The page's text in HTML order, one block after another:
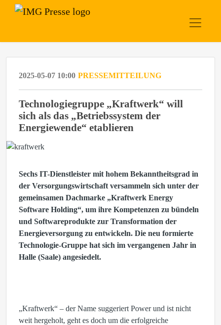
2025-05-07 10:00 PRESSEMITTEILUNG
Technologiegruppe „Kraftwerk“ will
sich als das „Betriebssystem der
Energiewende“ etablieren
Sechs IT-Dienstleister mit hohem Bekanntheitsgrad in
der Versorgungswirtschaft versammeln sich unter der
gemeinsamen Dachmarke „Kraftwerk Energy
Software Holding“, um ihre Kompetenzen zu bündeln
und Softwareprodukte zur Transformation der
Energieversorgung zu entwickeln. Die neu formierte
Technologie-Gruppe hat sich im vergangenen Jahr in
Halle (Saale) angesiedelt.
„Kraftwerk“ – der Name suggeriert Power und ist nicht
weit hergeholt, geht es doch um die erfolgreiche